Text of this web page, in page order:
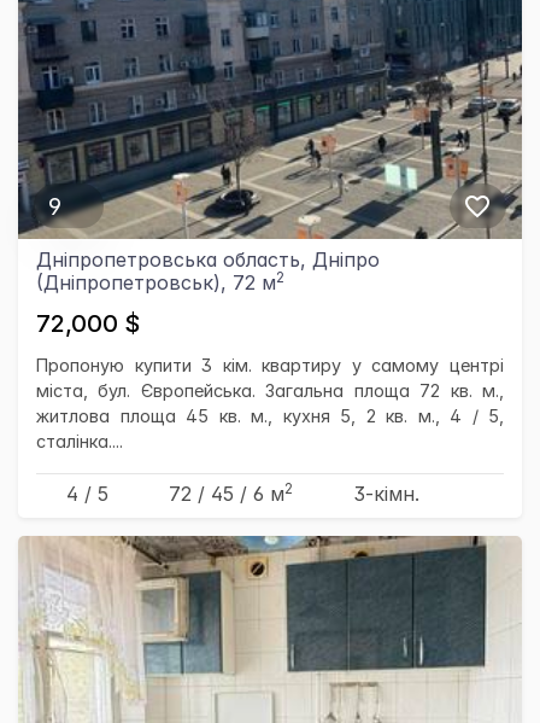
9
Дніпропетровська область, Дніпро
(Дніпропетровськ), 72 м2
72,000 $
Пропоную купити 3 кім. квартиру у самому центрі
міста, бул. Європейська. Загальна площа 72 кв. м.,
житлова площа 45 кв. м., кухня 5, 2 кв. м., 4 / 5,
сталінка....
4 / 5 72 / 45 / 6 м2 3-кімн.